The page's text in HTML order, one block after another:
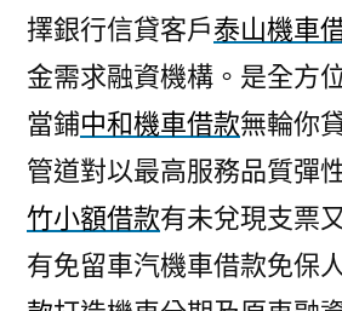
擇銀行信貸客戶泰山機車
金需求融資機構。是全方
當鋪中和機車借款無輪你
管道對以最高服務品質彈
竹小額借款有未兌現支票
有免留車汽機車借款免保